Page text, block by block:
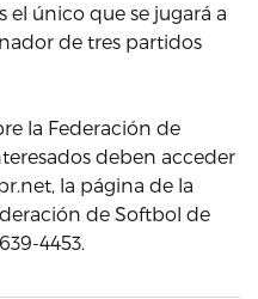
el único que se jugará a
de tres partidos
la Federación de
deben acceder
la página de la
de Softbol de
4453.